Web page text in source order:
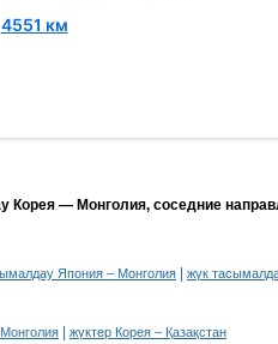
4551 км
Корея — Монголия, соседние
Япония – Монголия жүк
жүктер Корея – Қазақстан